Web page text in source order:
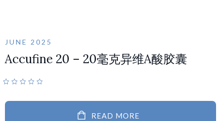
JUNE 2025
Accufine 20 – 20毫克异维A酸胶囊
READ MORE